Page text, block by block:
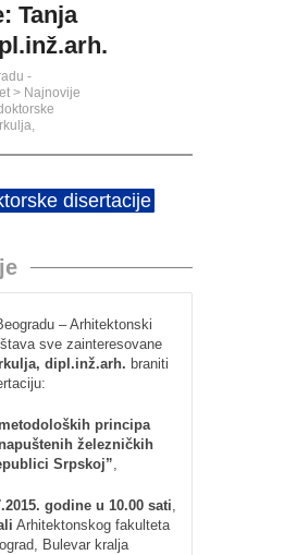
Tanja
-
> Najnovije
disertacije
– Arhitektonski
sve zainteresovane
dipl.inž.arh. braniti
principa
železničkih
Srpskoj”,
godine u 10.00 sati,
Arhitektonskog fakulteta
Bulevar kralja